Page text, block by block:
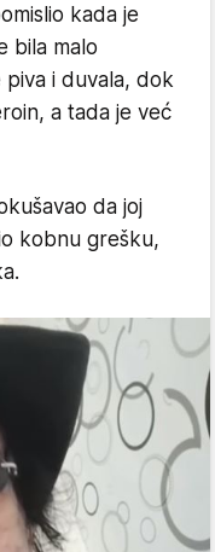
kada je
bila malo
piva i duvala, dok
a tada je već
da joj
kobnu grešku,